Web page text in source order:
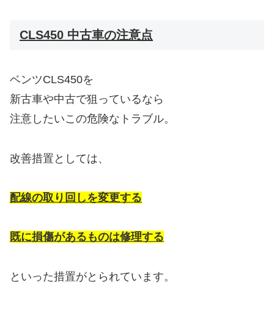
CLS450 中古車の注意点
ベンツCLS450を
新古車や中古で狙っているなら
注意したいこの危険なトラブル。
改善措置としては、
配線の取り回しを変更する
既に損傷があるものは修理する
といった措置がとられています。